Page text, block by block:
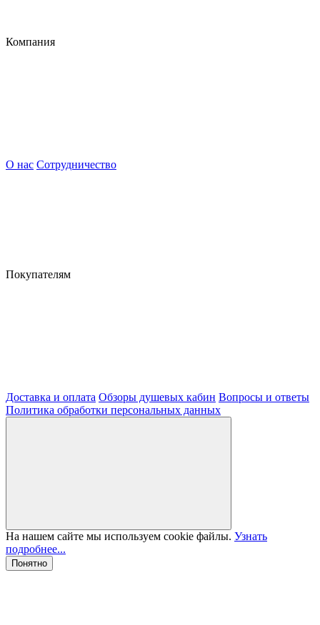
Компания
О нас Сотрудничество
Покупателям
Доставка и оплата Обзоры душевых кабин Вопросы и ответы
Политика обработки персональных данных
На нашем сайте мы используем cookie файлы. Узнать
подробнее...
Понятно